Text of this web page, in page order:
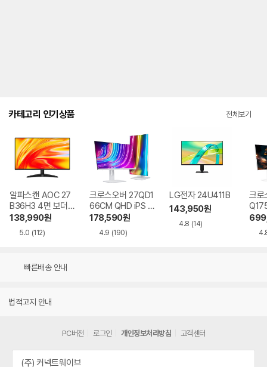
카테고리 인기상품 전체보기
알파스캔 AOC 27
B36H3 4면 보더리
스 IPS 120 시력보
호 무결점
138,990원
5.0 (112)
크로스오버 27QD1
66CM QHD iPS U
SB-C 화이트 Ai 멀
티스탠드
178,590원
4.9 (190)
LG전자 24U411B
143,950원
4.8 (14)
크로
Ai
빠른배송 안내
법적고지 안내
PC버전 로그인 개인정보처리방침 고객센터
(주) 커넥트웨이브